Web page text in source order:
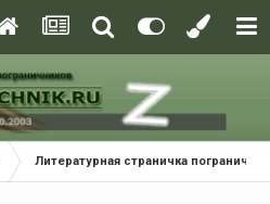
Литературная страничка